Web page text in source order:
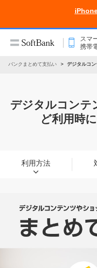
スマ
携帯
トバンクまとめて支払い デジタルコ
デジタルコンテ
ど利用時
利用方法